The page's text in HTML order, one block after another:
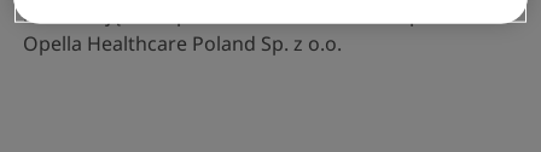
informację o bezpieczeństwie stosowania produktu
Opella Healthcare Poland Sp. z o.o.